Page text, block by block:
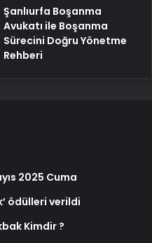
Şanlıurfa Boşanma
Avukatı ile Boşanma
Sürecini Doğru Yönetme
Rehberi
2025 Cuma
ödülleri verildi
Kimdir ?